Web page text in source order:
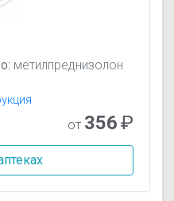
метилпреднизолон
от 356₽